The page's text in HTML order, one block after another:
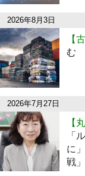
2026年8月3日
【
む
2026年7月27日
【
「
に
戦」